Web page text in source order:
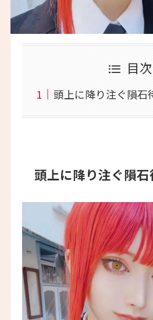
目次
頭上に降り注ぐ隕石
頭上に降り注ぐ隕